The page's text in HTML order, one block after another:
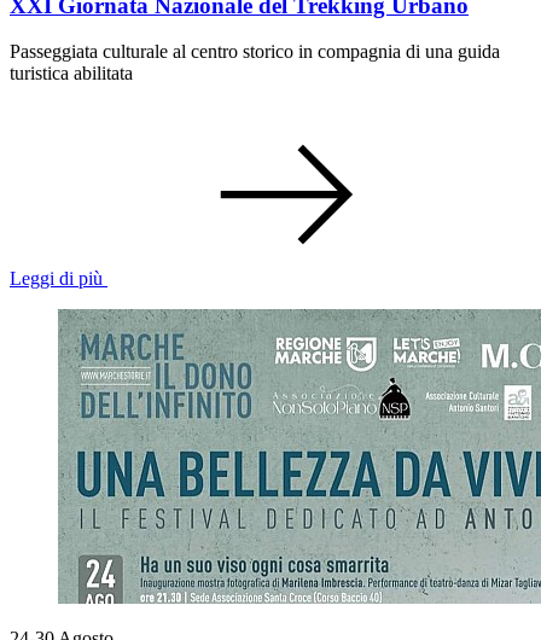
Passeggiata culturale al centro storico in compagnia di una guida
turistica abilitata
Leggi di più